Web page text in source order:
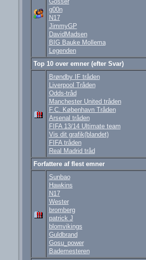
g00n
N17
JimmyGP
DavidMadsen
BIG Bauke Mollema
Legenden
Top 10 over emner (efter Svar)
Brøndby IF tråden
Liverpool Tråden
Odds-tråd
Manchester United tråden
F.C. København Tråden
Arsenal tråden
FIFA 13/14 Ultimate team
Vis dit grafik(blandet)
FIFA tråden
Real Madrid tråd
Forfattere af flest emner
Sunbao
Hawkins
N17
Wester
bromberg
patrick J
blomvikings
Guldbrand
Gosu_power
Bademesteren